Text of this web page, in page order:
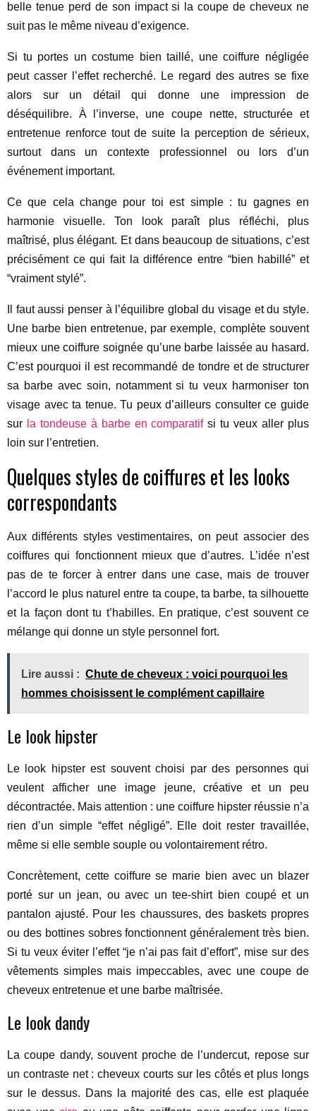
belle tenue perd de son impact si la coupe de cheveux ne
suit pas le même niveau d’exigence.
Si tu portes un costume bien taillé, une coiffure négligée
peut casser l’effet recherché. Le regard des autres se fixe
alors sur un détail qui donne une impression de
déséquilibre. À l’inverse, une coupe nette, structurée et
entretenue renforce tout de suite la perception de sérieux,
surtout dans un contexte professionnel ou lors d’un
événement important.
Ce que cela change pour toi est simple : tu gagnes en
harmonie visuelle. Ton look paraît plus réfléchi, plus
maîtrisé, plus élégant. Et dans beaucoup de situations, c’est
précisément ce qui fait la différence entre “bien habillé” et
“vraiment stylé”.
Il faut aussi penser à l’équilibre global du visage et du style.
Une barbe bien entretenue, par exemple, complète souvent
mieux une coiffure soignée qu’une barbe laissée au hasard.
C’est pourquoi il est recommandé de tondre et de structurer
sa barbe avec soin, notamment si tu veux harmoniser ton
visage avec ta tenue. Tu peux d’ailleurs consulter ce guide
sur la tondeuse à barbe en comparatifsi tu veux aller plus
loin sur l’entretien.
Quelques styles de coiffures et les looks
correspondants
Aux différents styles vestimentaires, on peut associer des
coiffures qui fonctionnent mieux que d’autres. L’idée n’est
pas de te forcer à entrer dans une case, mais de trouver
l’accord le plus naturel entre ta coupe, ta barbe, ta silhouette
et la façon dont tu t’habilles. En pratique, c’est souvent ce
mélange qui donne un style personnel fort.
Lire aussi : Chute de cheveux : voici pourquoi les
hommes choisissent le complément capillaire
Le look hipster
Le look hipster est souvent choisi par des personnes qui
veulent afficher une image jeune, créative et un peu
décontractée. Mais attention : une coiffure hipster réussie n’a
rien d’un simple “effet négligé”. Elle doit rester travaillée,
même si elle semble souple ou volontairement rétro.
Concrètement, cette coiffure se marie bien avec un blazer
porté sur un jean, ou avec un tee-shirt bien coupé et un
pantalon ajusté. Pour les chaussures, des baskets propres
ou des bottines sobres fonctionnent généralement très bien.
Si tu veux éviter l’effet “je n’ai pas fait d’effort”, mise sur des
vêtements simples mais impeccables, avec une coupe de
cheveux entretenue et une barbe maîtrisée.
Le look dandy
La coupe dandy, souvent proche de l’undercut, repose sur
un contraste net : cheveux courts sur les côtés et plus longs
sur le dessus. Dans la majorité des cas, elle est plaquée